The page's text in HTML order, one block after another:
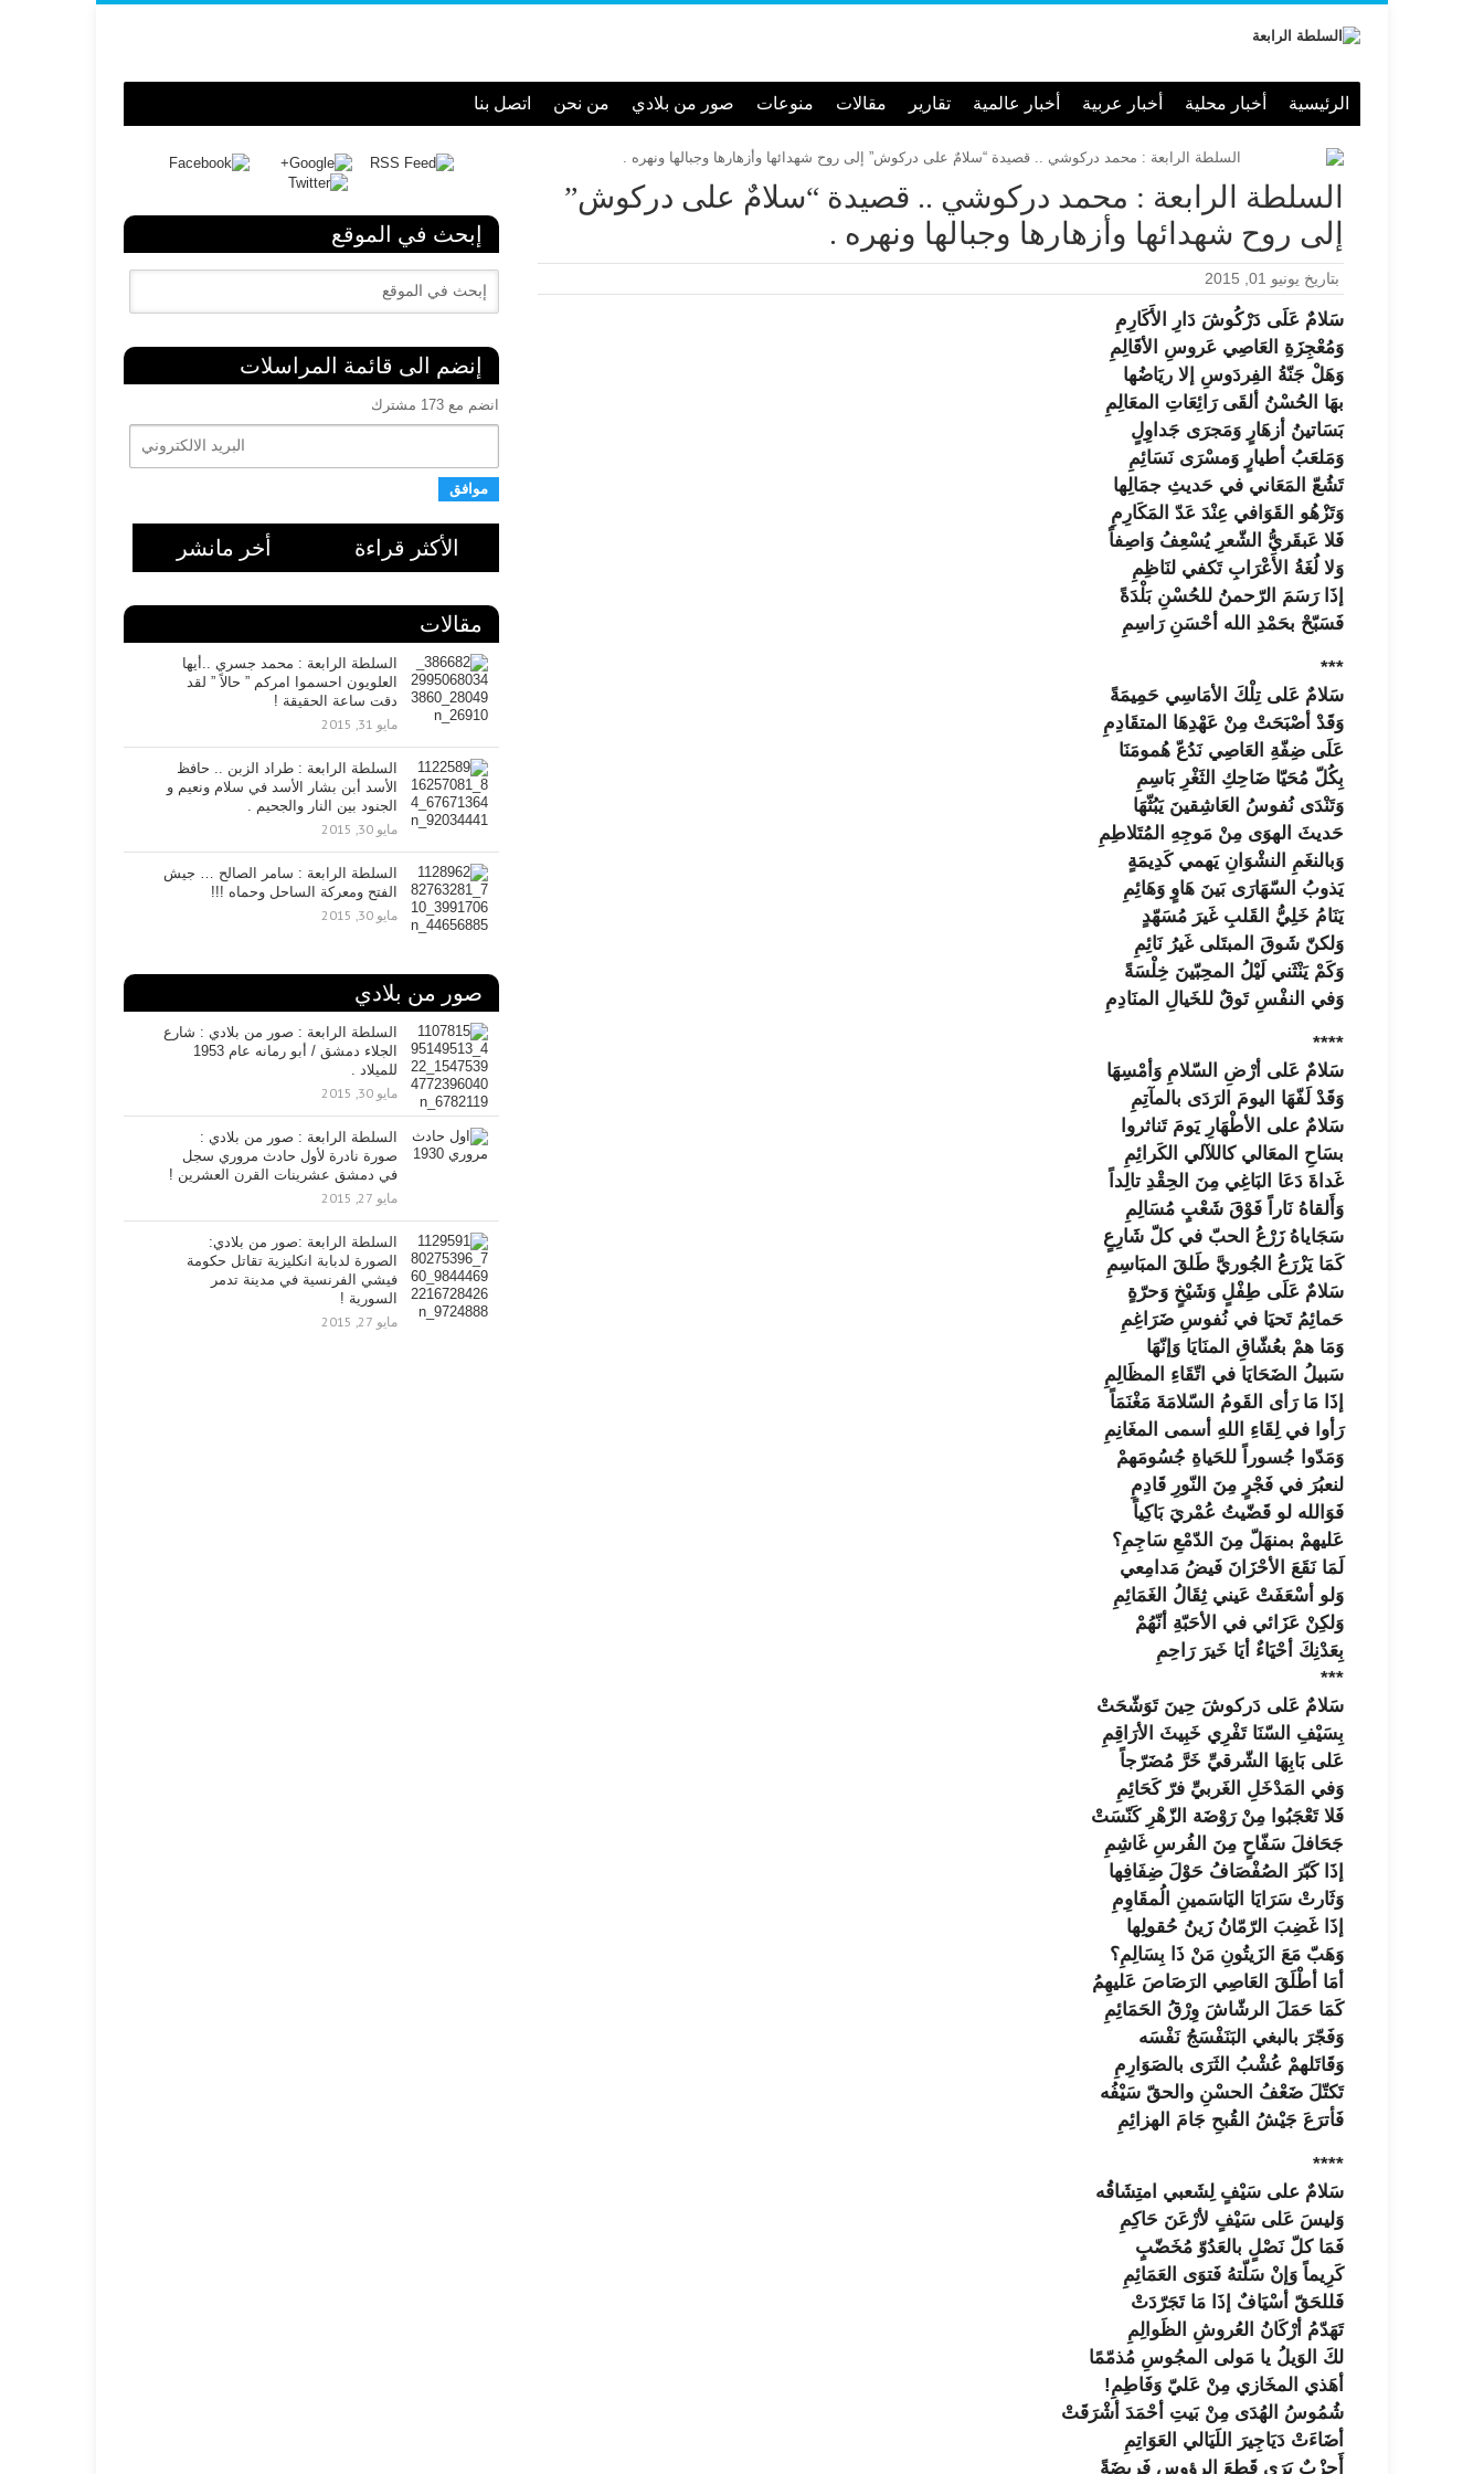
الرئيسية أخبار محلية أخبار عربية أخبار عالمية تقارير مقالات منوعات صور من بلادي من نحن اتصل بنا
السلطة الرابعة : محمد دركوشي .. قصيدة “سلامٌ على دركوش”
إلى روح شهدائها وأزهارها وجبالها ونهره .
بتاريخ يونيو 01, 2015
سَلامٌ عَلَى دَرْكُوشَ دَارِ الأَكَارِمِ
وَمُعْجِزَةِ العَاصِي عَروسِ الأقَالِمِ
وَهَلْ جَنّةُ الفِردَوسِ إلا ريَاضُها
بهَا الحُسْنُ ألقَى رَائِعَاتِ المعَالِمِ
بَسَاتينُ أزهَارٍ وَمَجرَى جَداوِلٍ
وَمَلعَبُ أطيارٍ وَمسْرَى نَسَائِمِ
تَشُعّ المَعَاني في حَديثِ جمَالِها
وَتَزْهُو القَوَافي عِنْدَ عَدّ المَكَارِمِ
فَلا عَبقَريُّ الشّعرِ يُسْعِفُ وَاصِفاً
وَلا لُغَةُ الأَعْرَابِ تَكفي لنَاظِمِ
إذَا رَسَمَ الرّحمنُ للحُسْنِ بَلْدَةً
فَسَبّحْ بحَمْدِ الله أحْسَنِ رَاسِمِ
***
سَلامٌ عَلى تِلْكَ الأمَاسِي حَمِيمَةً
وَقَدْ أصْبَحَتْ مِنْ عَهْدِهَا المتقَادِمِ
عَلَى ضِفّةِ العَاصِي نَدُعّ هُمومَنَا
بِكُلّ مُحَيّا ضَاحِكِ الثَغْرِ بَاسِمِ
وَتَنْدَى نُفوسُ العَاشِقينَ يَبُثّهَا
حَديثَ الهوَى مِنْ مَوجِهِ المُتَلاطِمِ
وَبالنغَمِ النشْوَانِ يَهمي كَدِيمَةٍ
يَذوبُ السّهَارَى بَينَ هَاوٍ وَهَائِمِ
يَنَامُ خَلِيُّ القَلبِ غَيرَ مُسَهّدٍ
وَلكنّ شَوقَ المبتَلى غَيرُ نَائِمِ
وَكَمْ يَنْثَني لَيْلُ المحِبّينَ خِلْسَةً
وَفي النفْسِ تَوقٌ للخَيالِ المنَادِمِ
****
سَلامٌ عَلى أرْضِ السّلامِ وَأمْسِهَا
وَقَدْ لَفّهَا اليومَ الرَدَى بالمآتِمِ
سَلامٌ على الأطْهَارِ يَومَ تَناثروا
بسَاحِ المعَالي كاللآلي الكَرائِمِ
غَداةَ دَعَا البَاغِي مِنَ الحِقْدِ تالِداً
وَأَلقاهُ نَاراً فَوْقَ شَعْبٍ مُسَالِمِ
سَجَاياهُ زَرْعُ الحبّ في كلّ شَارِعٍ
كَمَا يَزْرَعُ الجُوريَّ طَلقَ المبَاسِمِ
سَلامٌ عَلَى طِفْلٍ وَشَيْخٍ وَحرّةٍ
حَمائِمُ تَحيَا في نُفوسِ ضَرَاغِمِ
وَمَا همْ بعُشّاقِ المنَايَا وَإنّهَا
سَبيلُ الضَحَايَا في اتّقَاءِ المظَالِمِ
إذَا مَا رَأى القَومُ السّلامَةَ مَغْنَمَاً
رَأوا في لِقَاءِ اللهِ أسمى المغَانِمِ
وَمَدّوا جُسوراً للحَياةِ جُسُومَهمْ
لنعبُرَ في فَجْرٍ مِنَ النّورِ قَادِمِ
فَوَالله لو قَضّيتُ عُمْريَ بَاكِياً
عَليهمْ بمنهَلّ مِنَ الدّمْعِ سَاجِمِ؟
لَمَا نَقَعَ الأحْزَانَ فَيضُ مَدامِعي
وَلو أسْعَفَتْ عَيني ثِقَالُ الغَمَائِمِ
وَلكِنْ عَزَائي في الأحَبّةِ أنّهُمْ
بِعَدْنِكَ أحْيَاءٌ أيَا خَيرَ رَاحِمِ
***
سَلامٌ عَلى دَركوشَ حِينَ تَوَشّحَتْ
بِسَيْفِ السّنَا تَفْرِي خَبِيثَ الأرَاقِمِ
عَلى بَابِهَا الشّرقيِّ خَرَّ مُضَرّجاً
وَفي المَدْخَلِ الغَربيِّ فرّ كَحَائِمِ
فَلا تَعْجَبُوا مِنْ رَوْضَة الزّهْرِ كَنّسَتْ
جَحَافلَ سَفّاحٍ مِنَ الفُرسِ غَاشِمِ
إذَا كَبّرَ الصُفْصَافُ حَوْلَ ضِفَافِها
وَثَارتْ سَرَايَا اليَاسَمينِ الُمقَاوِمِ
إذَا غَضِبَ الرّمّانُ زَينُ حُقولِها
وَهَبّ مَعَ الزَيتُونِ مَنْ ذَا بِسَالِمِ؟
أمَا أطْلَقَ العَاصِي الرَصَاصَ عَليهِمُ
كَمَا حَمَلَ الرشّاشَ وِرْقُ الحَمَائِمِ
وَفَجّرَ بالبغي البَنَفْسَجُ نَفْسَه
وَقَاتَلهمْ عُشْبُ الثَرَى بالصَوَارِمِ
تَكتّلَ ضَعْفُ الحسْنِ والحقّ سَيْفُه
فَأترَعَ جَيْشُ القُبحِ جَامَ الهزائِمِ
****
سَلامٌ على سَيْفٍ لِشَعبي امتِشَاقُه
وَليسَ عَلى سَيْفٍ لأرْعَنَ حَاكِمِ
فَمَا كلّ نَصْلٍ بالعَدُوّ مُخَضّبٍ
كَرِيماً وَإنْ سَلّتهُ فَتوَى العَمَائِمِ
فَللحَقّ أسْيَافٌ إذَا مَا تَجَرّدَتْ
تَهَدّمُ أرْكَانُ العُروشِ الظَوالِمِ
لكَ الوَيلُ يا مَولى المجُوسِ مُذمّمًا
أهَذي المخَازي مِنْ عَليّ وَفَاطِمِ!
شُمُوسُ الهُدَى مِنْ بَيتِ أحْمَدَ أشْرَقَتْ
أضَاءَتْ دَيَاجِيرَ اللَيَالي العَوَاتِمِ
أَحِزْبٌ يَرَى قَطعَ الرؤوسِ فَرِيضَةً
إبحث في الموقع
إنضم الى قائمة المراسلات
انضم مع 173 مشترك
ا
ب
ي
د
ل
ت
ي
الأكثر قراءة أخر مانشر
مقالات
السلطة الرابعة : محمد جسري ..أيها
العلويون احسموا امركم ” حالاً ” لقد
دقت ساعة الحقيقة !
مايو 31, 2015
السلطة الرابعة : طراد الزبن .. حافظ
الأسد أبن بشار الأسد في سلام ونعيم و
الجنود بين النار والجحيم .
مايو 30, 2015
السلطة الرابعة : سامر الصالح … جيش
الفتح ومعركة الساحل وحماه !!!
مايو 30, 2015
صور من بلادي
السلطة الرابعة : صور من بلادي : شارع
الجلاء دمشق / أبو رمانه عام 1953
للميلاد .
مايو 30, 2015
السلطة الرابعة : صور من بلادي :
صورة نادرة لأول حادث مروري سجل
في دمشق عشرينات القرن العشرين !
مايو 27, 2015
السلطة الرابعة :صور من بلادي:
الصورة لدبابة انكليزية تقاتل حكومة
فيشي الفرنسية في مدينة تدمر
السورية !
مايو 27, 2015